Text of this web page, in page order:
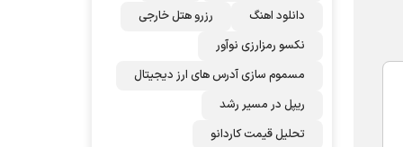
دانلود اهنگ
رزرو هتل خارجی
نکسو رمزارزی نوآور
مسموم سازی آدرس های ارز دیجیتال
ریپل در مسیر رشد
تحلیل قیمت کاردانو